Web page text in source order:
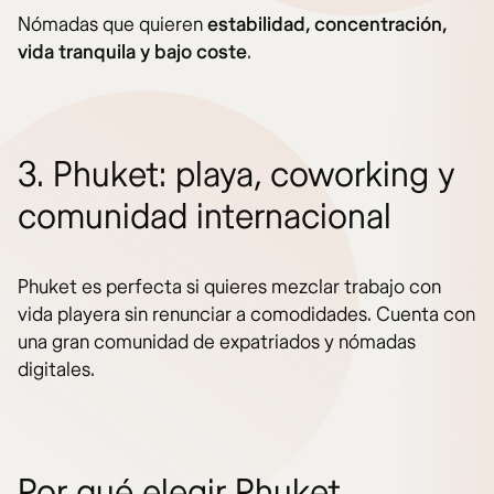
Nómadas que quierenestabilidad, concentración,
vida tranquila y bajo coste.
3. Phuket: playa, coworking y
comunidad internacional
Phuket es perfecta si quieres mezclar trabajo con
vida playera sin renunciar a comodidades. Cuenta con
una gran comunidad de expatriados y nómadas
digitales.